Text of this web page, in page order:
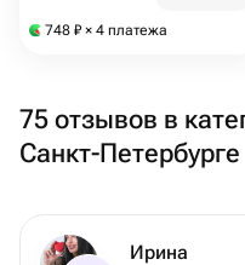
748 ₽ × 4 платежа
75 отзывов в
Санкт-Петербурге
Ирина